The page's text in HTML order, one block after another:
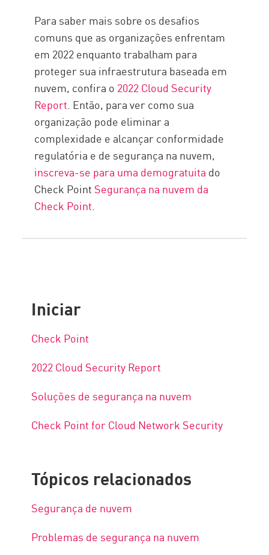
Para saber mais sobre os desafios
comuns que as organizações enfrentam
em 2022 enquanto trabalham para
proteger sua infraestrutura baseada em
nuvem, confira o 2022 Cloud Security
Report. Então, para ver como sua
organização pode eliminar a
complexidade e alcançar conformidade
regulatória e de segurança na nuvem,
inscreva-se para uma demogratuita do
Check Point Segurança na nuvem da
Check Point.
Iniciar
Check Point
2022 Cloud Security Report
Soluções de segurança na nuvem
Check Point for Cloud Network Security
Tópicos relacionados
Segurança de nuvem
Problemas de segurança na nuvem